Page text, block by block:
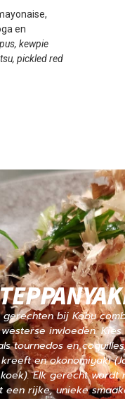
en
kewpie
pickled red
bij Kobu
invloeden.
tournedos en
en okonomiyaki
Elk gerecht wordt
een rijke, unieke